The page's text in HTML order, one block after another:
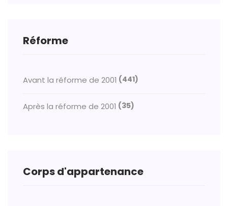
Réforme
Avant la réforme de 2001 (441)
Après la réforme de 2001 (35)
Corps d'appartenance